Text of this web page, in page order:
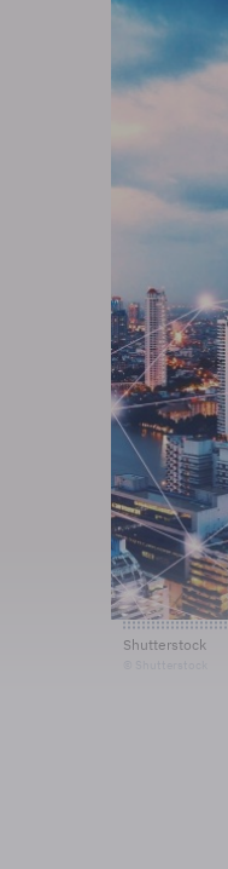
Shutterstock